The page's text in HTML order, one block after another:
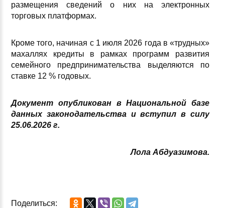
размещения сведений о них на электронных
торговых платформах.
Кроме того, начиная с 1 июля 2026 года в «трудных»
махаллях кредиты в рамках программ развития
семейного предпринимательства выделяются по
ставке 12 % годовых.
Документ опубликован в Национальной базе
данных законодательства и вступил в силу
25.06.2026 г.
Лола Абдуазимова.
Поделиться: